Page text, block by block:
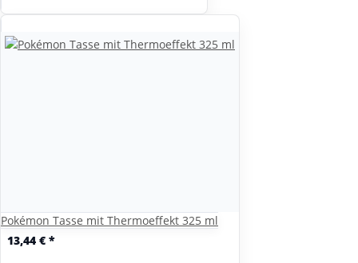
Pokémon Tasse mit Thermoeffekt 325 ml
13,44 € *